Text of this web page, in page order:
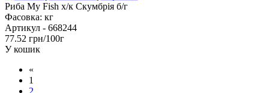
Риба My Fish х/к Скумбрія б/г
Фасовка: кг
Артикул - 668244
77.52 грн/100г
У кошик
«
1
2